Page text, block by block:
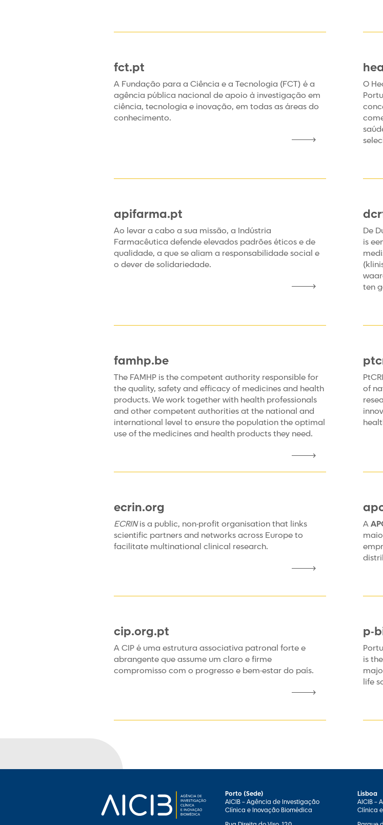
fct.pt
A Fundação para a Ciência e a Tecnologia (FCT) é a
agência pública nacional de apoio à investigação em
ciência, tecnologia e inovação, em todas as áreas do
conhecimento.
O
apifarma.pt
Ao levar a cabo a sua missão, a Indústria
Farmacêutica defende elevados padrões éticos e de
qualidade, a que se aliam a responsabilidade social e
o dever de solidariedade.
De
is
ten
famhp.be
The FAMHP is the competent authority responsible for
the quality, safety and efficacy of medicines and health
products. We work together with health professionals
and other competent authorities at the national and
international level to ensure the population the optimal
use of the medicines and health products they need.
of
ecrin.org
ECRINis a public, non-profit organisation that links
scientific partners and networks across Europe to
facilitate multinational clinical research.
A
cip.org.pt
A CIP é uma estrutura associativa patronal forte e
abrangente que assume um claro e firme
compromisso com o progresso e bem-estar do país.
p-
is
life
Porto (Sede)
AICIB – Agência de Investigação
Clínica e Inovação Biomédica
Lisboa
AICIB –
Clínica